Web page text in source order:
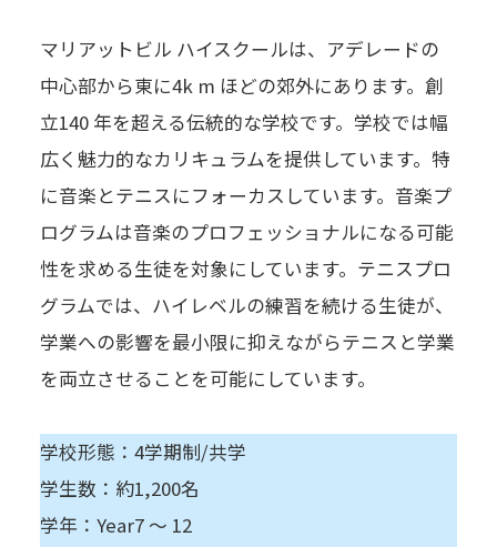
マリアットビル ハイスクールは、アデレードの
中心部から東に4k m ほどの郊外にあります。創
立140 年を超える伝統的な学校です。学校では幅
広く魅力的なカリキュラムを提供しています。特
に音楽とテニスにフォーカスしています。音楽プ
ログラムは音楽のプロフェッショナルになる可能
性を求める生徒を対象にしています。テニスプロ
グラムでは、ハイレベルの練習を続ける生徒が、
学業への影響を最小限に抑えながらテニスと学業
を両立させることを可能にしています。
学校形態：4学期制/共学
学生数：約1,200名
学年：Year7 ～ 12